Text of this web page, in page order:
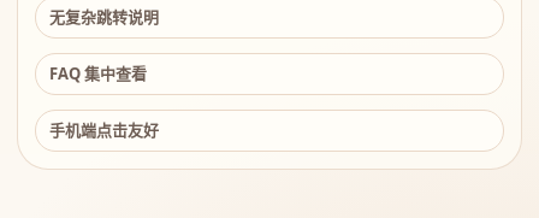
无复杂跳转说明
FAQ 集中查看
手机端点击友好